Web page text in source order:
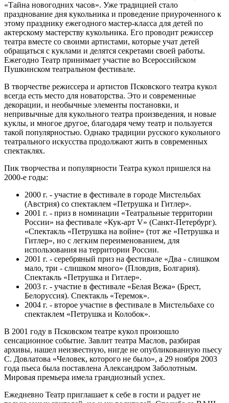
«Тайна новогодних часов». Уже традицией стало
празднование дня кукольника и проведение приуроченного к
этому празднику ежегодного мастер-класса для детей по
актерскому мастерству кукольника. Его проводит режиссер
театра вместе со своими артистами, которые учат детей
обращаться с куклами и делятся секретами своей работы.
Ежегодно Театр принимает участие во Всероссийском
Пушкинском театральном фестивале.
В творчестве режиссера и артистов Псковского театра кукол
всегда есть место для новаторства. Это и современные
декорации, и необычные элементы постановки, и
непривычные для кукольного театра произведения, и новые
куклы, и многое другое, благодаря чему театр и пользуется
такой популярностью. Однако традиции русского кукольного
театрального искусства продолжают жить в современных
спектаклях.
Пик творчества и популярности Театра кукол пришелся на
2000-е годы:
2000 г. - участие в фестивале в городе Мистельбах
(Австрия) со спектаклем «Петрушка и Гитлер».
2001 г. - приз в номинации «Театральные территории
России» на фестивале «Кук-арт V» (Санкт-Петербург).
«Спектакль «Петрушка на войне» (тот же «Петрушка и
Гитлер», но с легким переименованием, для
использования на территории России.
2001 г. - серебряный приз на фестивале «Два - слишком
мало, три - слишком много» (Пловдив, Болгария).
Спектакль «Петрушка и Гитлер».
2003 г. - участие в фестивале «Белая Вежа» (Брест,
Белоруссия). Спектакль «Теремок».
2004 г. - второе участие в фестивале в Мистельбахе со
спектаклем «Петрушка и Колобок».
В 2001 году в Псковском театре кукол произошло
сенсационное событие. Завлит театра Маслов, разбирая
архивы, нашел неизвестную, нигде не опубликованную пьесу
С. Довлатова «Человек, которого не было», а 29 ноября 2003
года пьеса была поставлена Александром Заболотным.
Мировая премьера имела грандиозный успех.
Ежедневно Театр приглашает к себе в гости и радует не